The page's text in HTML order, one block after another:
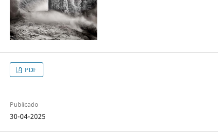
PDF
Publicado
30-04-2025